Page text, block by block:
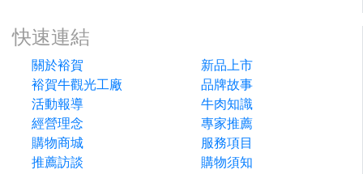
快速連結
關於裕賀
新品上市
裕賀牛觀光工廠
品牌故事
活動報導
牛肉知識
經營理念
專家推薦
購物商城
服務項目
推薦訪談
購物須知